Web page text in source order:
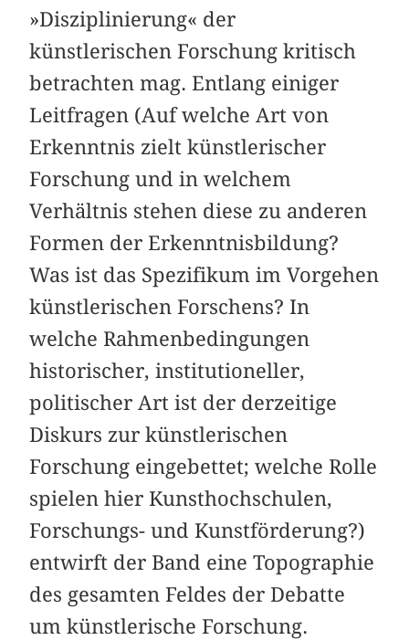
»Disziplinierung« der
künstlerischen Forschung kritisch
betrachten mag. Entlang einiger
Leitfragen (Auf welche Art von
Erkenntnis zielt künstlerischer
Forschung und in welchem
Verhältnis stehen diese zu anderen
Formen der Erkenntnisbildung?
Was ist das Spezifikum im Vorgehen
künstlerischen Forschens? In
welche Rahmenbedingungen
historischer, institutioneller,
politischer Art ist der derzeitige
Diskurs zur künstlerischen
Forschung eingebettet; welche Rolle
spielen hier Kunsthochschulen,
Forschungs- und Kunstförderung?)
entwirft der Band eine Topographie
des gesamten Feldes der Debatte
um künstlerische Forschung.